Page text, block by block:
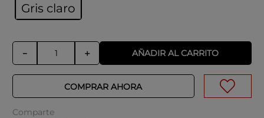
Gris claro
＋
－ AÑADIR AL CARRITO
COMPRAR AHORA
Comparte